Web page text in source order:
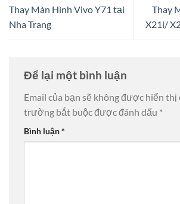
Thay Màn Hình Vivo Y71 tại
Nha Trang
Thay
X21i/
Để lại một bình luận
Email của bạn sẽ không được hiển thị
trường bắt buộc được đánh dấu *
Bình luận*